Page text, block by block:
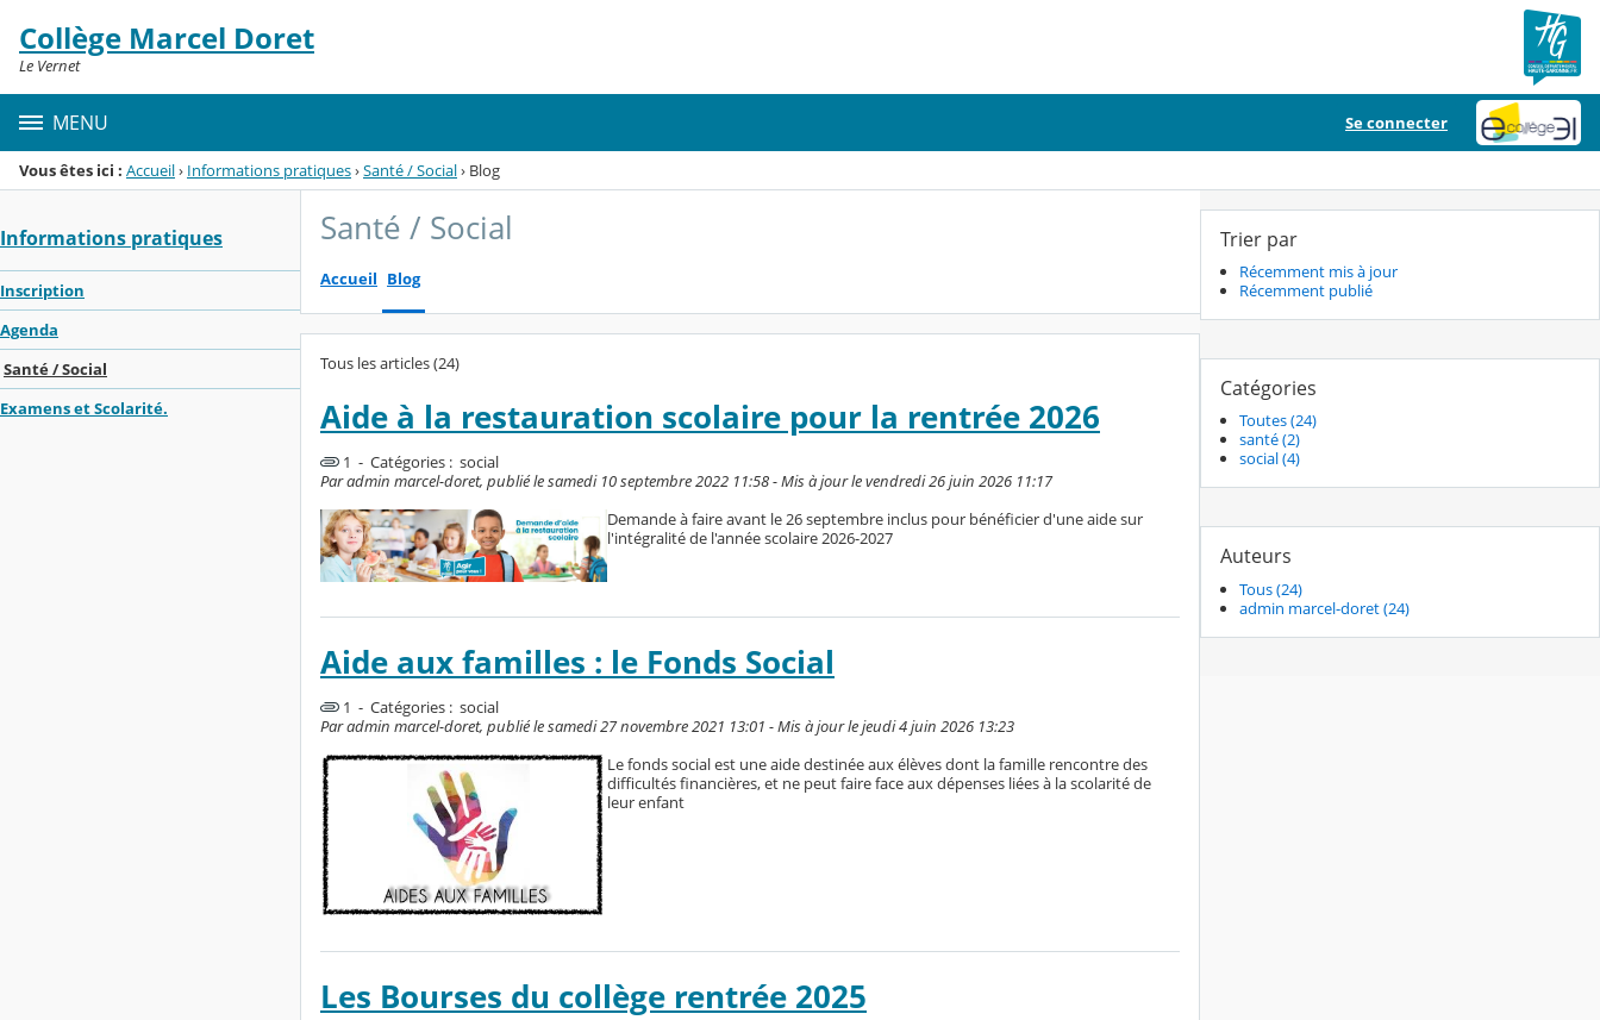
Menu de la rubrique
Contenu
Collège Marcel Doret
Le Vernet
MENU Se connecter
Vous êtes ici : Accueil› Informations pratiques›Santé / Social› Blog
Informations pratiques
Inscription
Agenda
Santé / Social
Examens et Scolarité.
Santé / Social
Accueil Blog
Tous les articles (24)
Aide à la restauration scolaire pour la rentrée 2026
1 - Catégories : social
Par admin marcel-doret, publié le samedi 10 septembre 2022 11:58 - Mis à jour le vendredi 26 juin 2026 11:17
Demande à faire avant le 26 septembre inclus pour bénéficier d'une aide sur
l'intégralité de l'année scolaire 2026-2027
Aide aux familles : le Fonds Social
1 - Catégories : social
Par admin marcel-doret, publié le samedi 27 novembre 2021 13:01 - Mis à jour le jeudi 4 juin 2026 13:23
Le fonds social est une aide destinée aux élèves dont la famille rencontre des
difficultés financières, et ne peut faire face aux dépenses liées à la scolarité de
leur enfant
Les Bourses du collège rentrée 2025
Trier par
Récemment mis à jour
Récemment publié
Catégories
Toutes (24)
santé (2)
social (4)
Auteurs
Tous (24)
admin marcel-doret (24)